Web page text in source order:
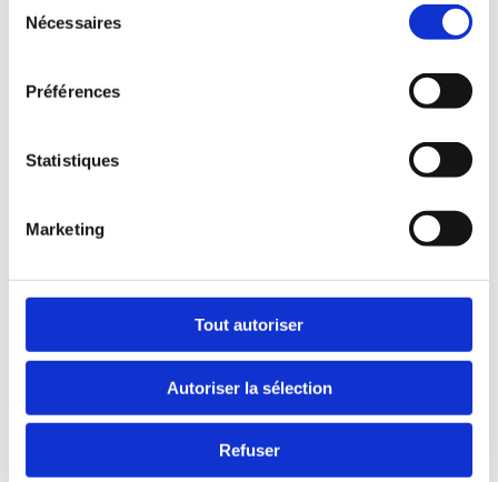
Nécessaires
Préférences
Statistiques
Marketing
Tout autoriser
Autoriser la sélection
Refuser
recommande les produits de la
produits de la mer en conserve
dès aujourd’hui!
VOIR L’ARTICLE